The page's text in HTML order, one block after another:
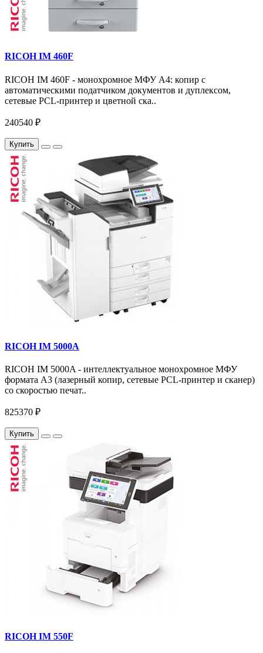
RICOH IM 460F
RICOH IM 460F - монохромное МФУ A4: копир с
автоматическими податчиком документов и дуплексом,
сетевые PCL-принтер и цветной ска..
240540 ₽
Купить
RICOH IM 5000A
RICOH IM 5000A - интеллектуальное монохромное МФУ
формата А3 (лазерный копир, сетевые PCL-принтер и сканер)
со скоростью печат..
825370 ₽
Купить
RICOH IM 550F